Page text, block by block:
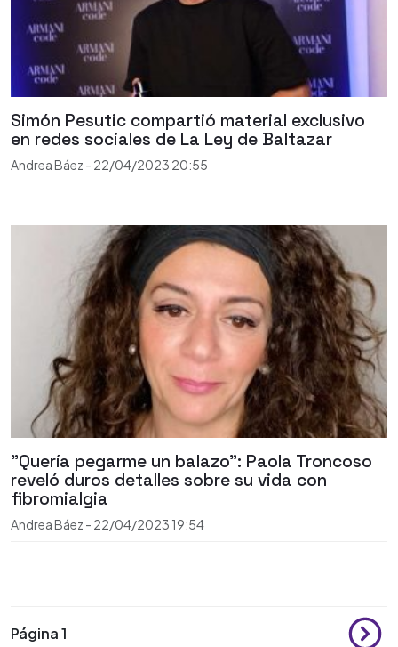
Simón Pesutic compartió material exclusivo
en redes sociales de La Ley de Baltazar
Andrea Báez - 22/04/2023 20:55
"Quería pegarme un balazo": Paola Troncoso
reveló duros detalles sobre su vida con
fibromialgia
Andrea Báez - 22/04/2023 19:54
Página 1